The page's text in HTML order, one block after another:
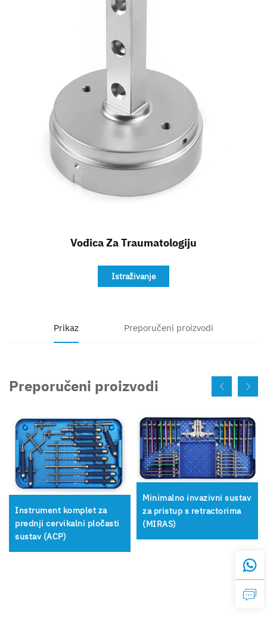
Vođica Za Traumatologiju
Istraživanje
Prikaz Preporučeni proizvodi
Preporučeni proizvodi
Instrument komplet za
prednji cervikalni pločasti
sustav (ACP)
Minimalno invazivni sustav
za pristup s retractorima
(MIRAS)